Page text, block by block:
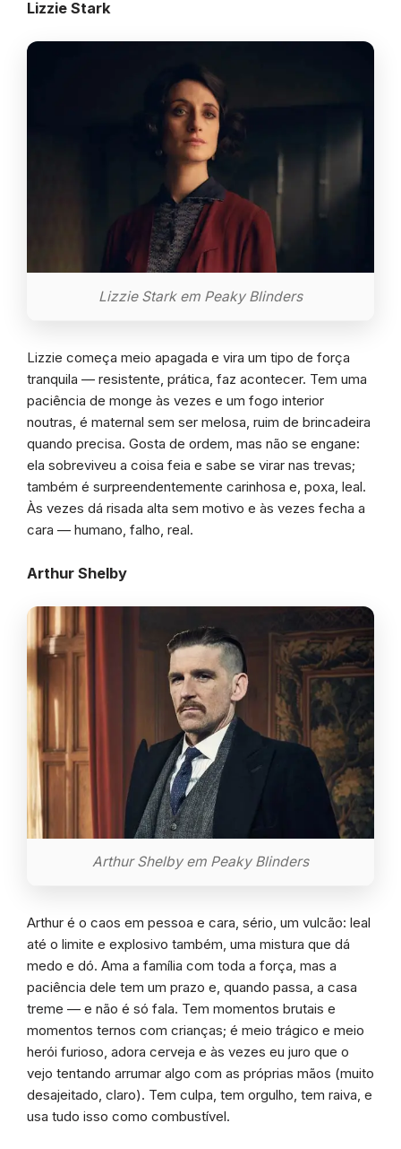
Lizzie Stark
Lizzie Stark em Peaky Blinders
Lizzie começa meio apagada e vira um tipo de força
tranquila — resistente, prática, faz acontecer. Tem uma
paciência de monge às vezes e um fogo interior
noutras, é maternal sem ser melosa, ruim de brincadeira
quando precisa. Gosta de ordem, mas não se engane:
ela sobreviveu a coisa feia e sabe se virar nas trevas;
também é surpreendentemente carinhosa e, poxa, leal.
Às vezes dá risada alta sem motivo e às vezes fecha a
cara — humano, falho, real.
Arthur Shelby
Arthur Shelby em Peaky Blinders
Arthur é o caos em pessoa e cara, sério, um vulcão: leal
até o limite e explosivo também, uma mistura que dá
medo e dó. Ama a família com toda a força, mas a
paciência dele tem um prazo e, quando passa, a casa
treme — e não é só fala. Tem momentos brutais e
momentos ternos com crianças; é meio trágico e meio
herói furioso, adora cerveja e às vezes eu juro que o
vejo tentando arrumar algo com as próprias mãos (muito
desajeitado, claro). Tem culpa, tem orgulho, tem raiva, e
usa tudo isso como combustível.